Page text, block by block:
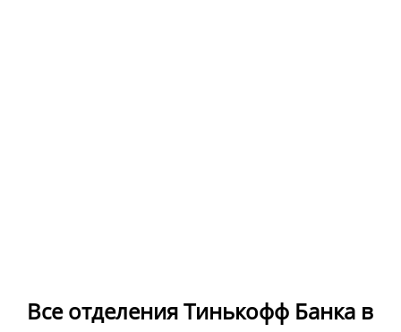
Все отделения Тинькофф Банка в